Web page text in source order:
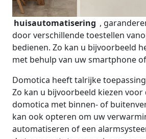
huisautomatisering ,
door verschillende toestellen
bedienen. Zo kan u bijvoorbeeld
met behulp van uw smartphone
Domotica heeft talrijke
Zo kan u bijvoorbeeld kiezen
domotica met binnen- of
kan ook opteren om uw
automatiseren of een